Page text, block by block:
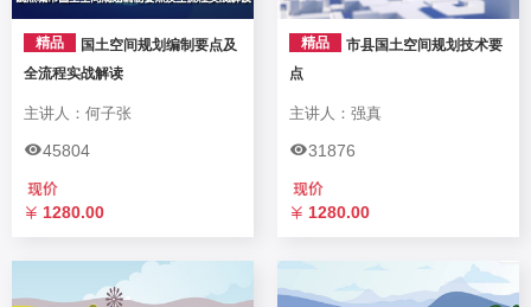
精品
国土空间规划编制要点及
全流程实战解读
主讲人：何子张
45804
1280.00
精品
市县国土空间规划技术要
点
主讲人：强真
31876
1280.00